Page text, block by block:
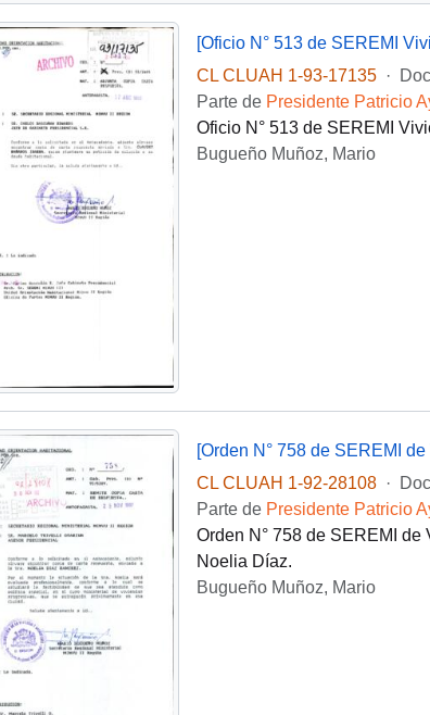
[Oficio N° 513 de SEREMI
CL CLUAH 1-93-17135
·
Parte de Presidente Patricio
Oficio N° 513 de SEREMI
Bugueño Muñoz, Mario
[Orden N° 758 de SEREMI
CL CLUAH 1-92-28108
·
Parte de Presidente Patricio
Orden N° 758 de SEREMI
Noelia Díaz.
Bugueño Muñoz, Mario